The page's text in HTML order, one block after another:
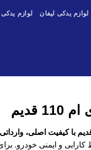
لوازم یدکی لیفان لوازم یدکی
قدیم
کارایی و ایمنی خودرو.